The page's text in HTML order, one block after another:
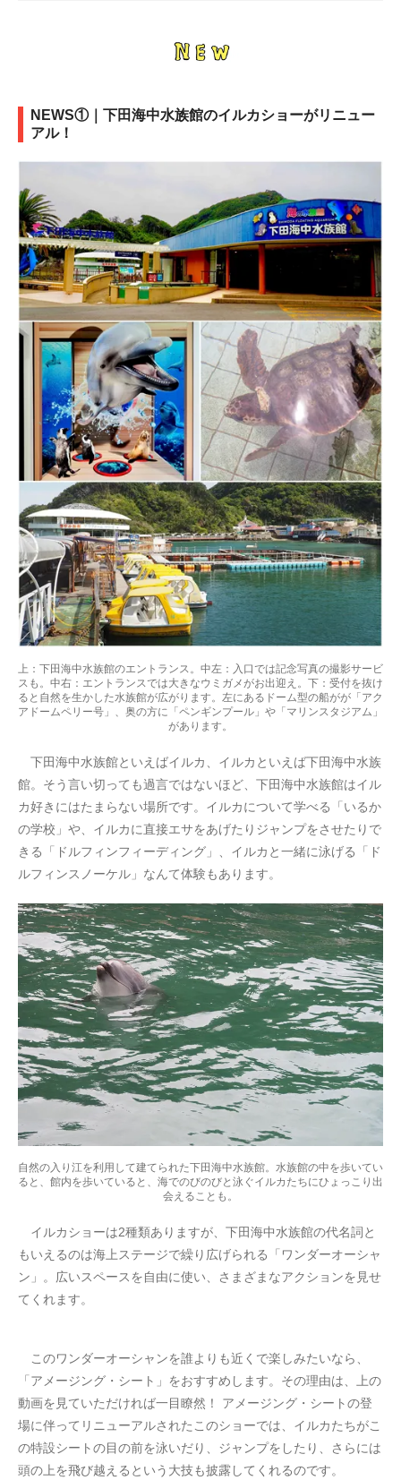
NEWS①｜下田海中水族館のイルカショーがリニュー
アル！
上：下田海中水族館のエントランス。中左：入口では記念写真の撮影サービ
スも。中右：エントランスでは大きなウミガメがお出迎え。下：受付を抜け
ると自然を生かした水族館が広がります。左にあるドーム型の船がが「アク
アドームペリー号」、奥の方に「ペンギンプール」や「マリンスタジアム」
があります。
下田海中水族館といえばイルカ、イルカといえば下田海中水族
館。そう言い切っても過言ではないほど、下田海中水族館はイル
カ好きにはたまらない場所です。イルカについて学べる「いるか
の学校」や、イルカに直接エサをあげたりジャンプをさせたりで
きる「ドルフィンフィーディング」、イルカと一緒に泳げる「ド
ルフィンスノーケル」なんて体験もあります。
自然の入り江を利用して建てられた下田海中水族館。水族館の中を歩いてい
ると、館内を歩いていると、海でのびのびと泳ぐイルカたちにひょっこり出
会えることも。
イルカショーは2種類ありますが、下田海中水族館の代名詞と
もいえるのは海上ステージで繰り広げられる「ワンダーオーシャ
ン」。広いスペースを自由に使い、さまざまなアクションを見せ
てくれます。
このワンダーオーシャンを誰よりも近くで楽しみたいなら、
「アメージング・シート」をおすすめします。その理由は、上の
動画を見ていただければ一目瞭然！ アメージング・シートの登
場に伴ってリニューアルされたこのショーでは、イルカたちがこ
の特設シートの目の前を泳いだり、ジャンプをしたり、さらには
頭の上を飛び越えるという大技も披露してくれるのです。